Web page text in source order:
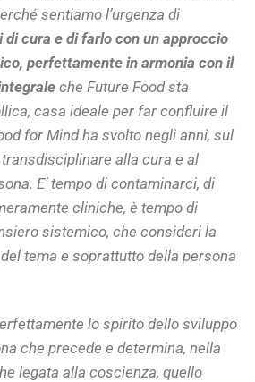
sentiamo l’urgenza di
cura e di farlo con un approccio
perfettamente in armonia con il
che Future Food sta
casa ideale per far confluire il
for Mind ha svolto negli anni, sul
alla cura e al
E’ tempo di contaminarci, di
cliniche, è tempo di
sistemico, che consideri la
tema e soprattutto della persona
lo spirito dello sviluppo
che precede e determina, nella
legata alla coscienza, quello